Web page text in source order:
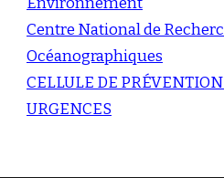
Centre National de
Océanographiques
CELLULE DE
URGENCES